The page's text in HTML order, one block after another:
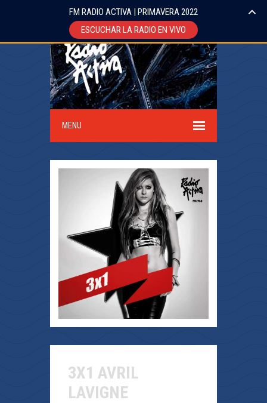
MENU
3X1 AVRIL
LAVIGNE
FM RADIO ACTIVA | PRIMAVERA 2022
ESCUCHAR LA RADIO EN VIVO